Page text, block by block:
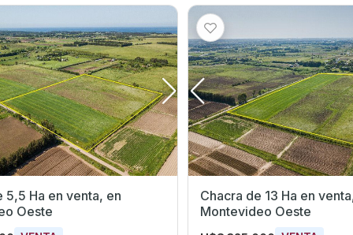
5,5 Ha en venta, en
Oeste
Chacra de 13 Ha en
Montevideo Oeste